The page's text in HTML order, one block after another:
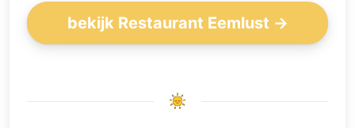
bekijk Restaurant Eemlust →